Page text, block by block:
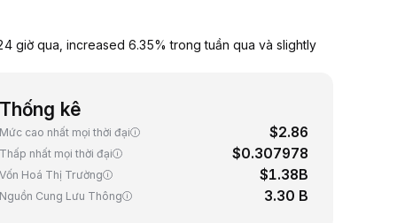
giờ qua, increased 6.35% trong tuần qua và slightly
Thống kê
Mức cao nhất mọi thời đại $2.86
Thấp nhất mọi thời đại $0.307978
Vốn Hoá Thị Trường $1.38B
Nguồn Cung Lưu Thông 3.30 B